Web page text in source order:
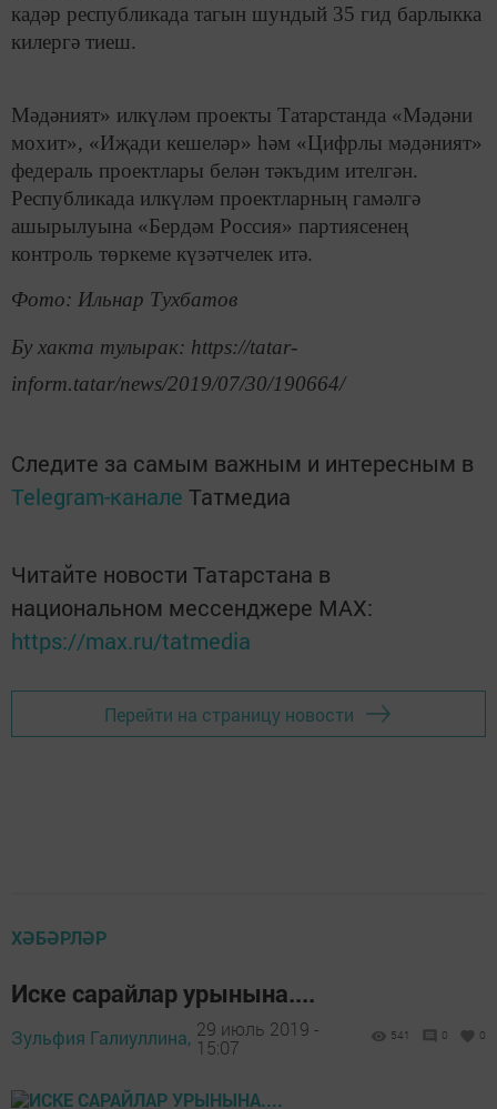
кадәр республикада тагын шундый 35 гид барлыкка
килергә тиеш.
Мәдәният» илкүләм проекты Татарстанда «Мәдәни
мохит», «Иҗади кешеләр» һәм «Цифрлы мәдәният»
федераль проектлары белән тәкъдим ителгән.
Республикада илкүләм проектларның гамәлгә
ашырылуына «Бердәм Россия» партиясенең
контроль төркеме күзәтчелек итә.
Фото: Ильнар Тухбатов
Бу хакта тулырак: https://tatar-
inform.tatar/news/2019/07/30/190664/
Следите за самым важным и интересным в
Telegram-канале Татмедиа
Читайте новости Татарстана в
национальном мессенджере MАХ:
https://max.ru/tatmedia
Перейти на страницу новости
ХӘБӘРЛӘР
Иске сарайлар урынына....
Зульфия Галиуллина, 29 июль 2019 -
15:07
541 0 0